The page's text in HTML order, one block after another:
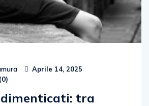
Aprile 14, 2025
0)
tra